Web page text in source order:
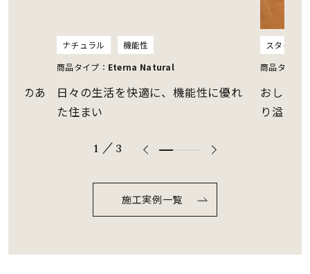
に優れ
スタイリッシュ
機能性
商品タイプ：Eterna Smart
おしゃれかつ機能性を重視、こだわ
り溢れる住まい
クール
商品タイプ
約3帖の
る暮らし
1 / 3
6666%
comple
施工実例一覧